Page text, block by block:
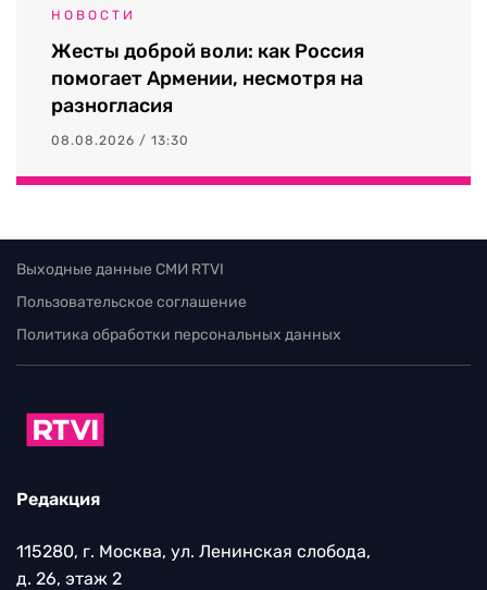
НОВОСТИ
Жесты доброй воли: как Россия
помогает Армении, несмотря на
разногласия
08.08.2026 / 13:30
Выходные данные СМИ RTVI
Пользовательское соглашение
Политика обработки персональных данных
Редакция
115280, г. Москва, ул. Ленинская слобода,
д. 26, этаж 2